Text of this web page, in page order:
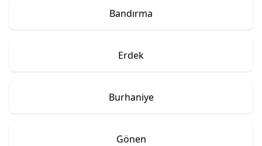
Bandırma
Erdek
Burhaniye
Gönen